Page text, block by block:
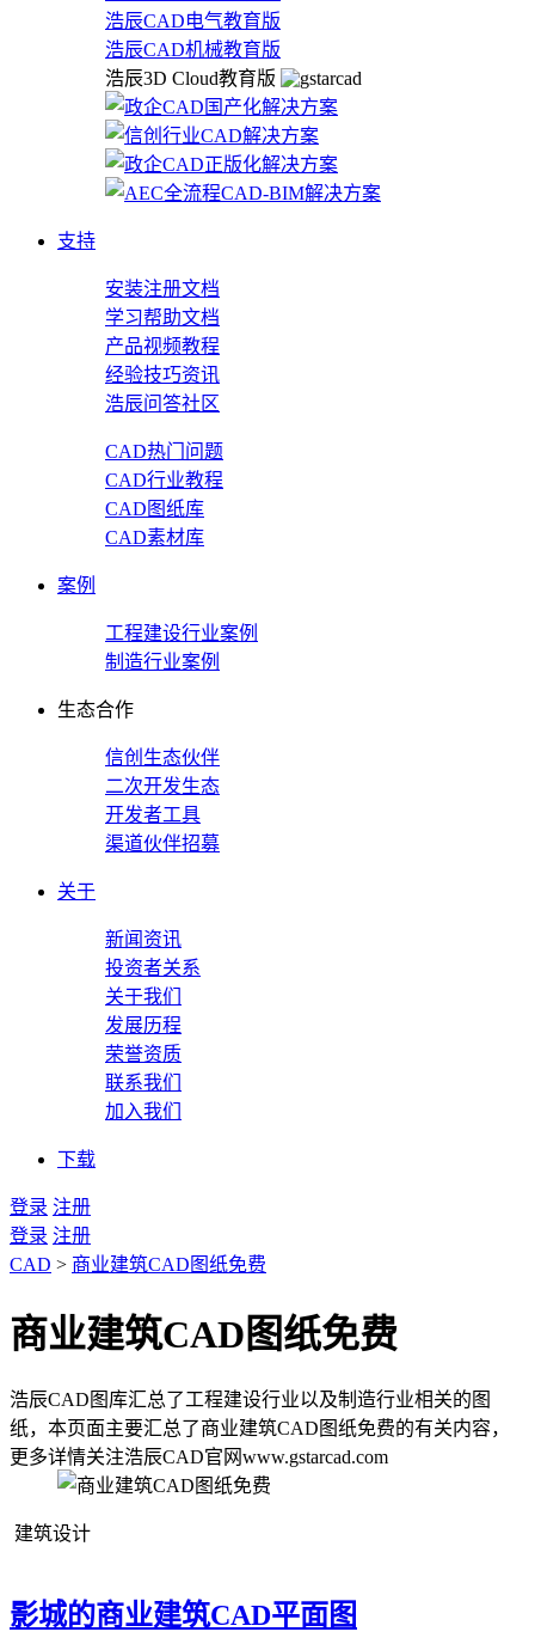
浩辰CAD电气教育版
浩辰CAD机械教育版
浩辰3D Cloud教育版
支持
安装注册文档
学习帮助文档
产品视频教程
经验技巧资讯
浩辰问答社区
CAD热门问题
CAD行业教程
CAD图纸库
CAD素材库
案例
工程建设行业案例
制造行业案例
生态合作
信创生态伙伴
二次开发生态
开发者工具
渠道伙伴招募
关于
新闻资讯
投资者关系
关于我们
发展历程
荣誉资质
联系我们
加入我们
下载
登录 注册
登录 注册
CAD > 商业建筑CAD图纸免费
商业建筑CAD图纸免费
浩辰CAD图库汇总了工程建设行业以及制造行业相关的图
纸，本页面主要汇总了商业建筑CAD图纸免费的有关内容，
更多详情关注浩辰CAD官网www.gstarcad.com
建筑设计
影城的商业建筑CAD平面图